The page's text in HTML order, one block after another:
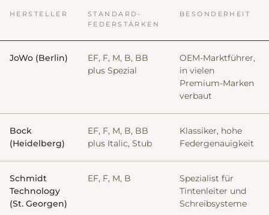
HERSTELLER
STANDARD-
FEDERSTÄRKEN
BESONDERHEIT
JoWo (Berlin)
EF, F, M, B, BB
plus Spezial
OEM-Marktführer,
in vielen
Premium-Marken
verbaut
Bock
(Heidelberg)
EF, F, M, B, BB
plus Italic, Stub
Klassiker, hohe
Federgenauigkeit
Schmidt
Technology
(St. Georgen)
EF, F, M, B
Spezialist für
Tintenleiter und
Schreibsysteme